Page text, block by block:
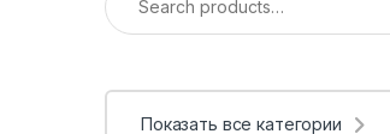
Показать все категории